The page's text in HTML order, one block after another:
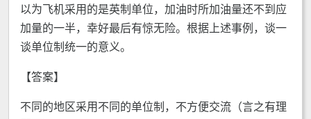
以为飞机采用的是英制单位，加油时所加油量还不到应
加量的一半，幸好最后有惊无险。根据上述事例，谈一
谈单位制统一的意义。
【答案】
不同的地区采用不同的单位制，不方便交流（言之有理